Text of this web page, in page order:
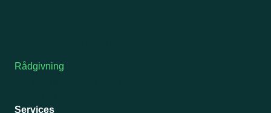
Rådgivning
Services